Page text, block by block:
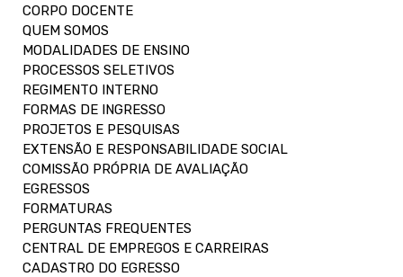
CORPO DOCENTE
QUEM SOMOS
MODALIDADES DE ENSINO
PROCESSOS SELETIVOS
REGIMENTO INTERNO
FORMAS DE INGRESSO
PROJETOS E PESQUISAS
EXTENSÃO E RESPONSABILIDADE SOCIAL
COMISSÃO PRÓPRIA DE AVALIAÇÃO
EGRESSOS
FORMATURAS
PERGUNTAS FREQUENTES
CENTRAL DE EMPREGOS E CARREIRAS
CADASTRO DO EGRESSO